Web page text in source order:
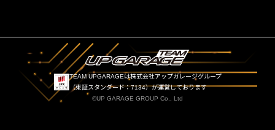
TEAM UPGARAGEは株式会社アップガレージグループ
（東証スタンダード：7134）が運営しております
©UP GARAGE GROUP Co., Ltd